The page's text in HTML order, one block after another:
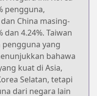
pengguna,
China masing-
4.24%. Taiwan
yang
bahawa
kuat di Asia,
Selatan, tetapi
dari negara lain